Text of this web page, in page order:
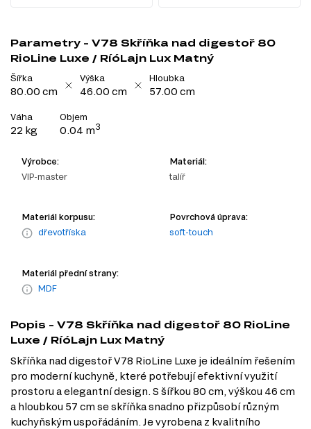
Parametry - V78 Skříňka nad digestoř 80
RioLine Luxe / RíóLajn Lux Matný
Šířka
80.00 cm
Výška
46.00 cm
Hloubka
57.00 cm
Váha
22 kg
Objem
0.04 m3
Výrobce:
VIP-master
Materiál:
talíř
Materiál korpusu:
dřevotříska
Povrchová úprava:
soft-touch
Materiál přední strany:
MDF
Popis - V78 Skříňka nad digestoř 80 RioLine
Luxe / RíóLajn Lux Matný
Skříňka nad digestoř V78 RioLine Luxe je ideálním řešením
pro moderní kuchyně, které potřebují efektivní využití
prostoru a elegantní design. S šířkou 80 cm, výškou 46 cm
a hloubkou 57 cm se skříňka snadno přizpůsobí různým
kuchyňským uspořádáním. Je vyrobena z kvalitního